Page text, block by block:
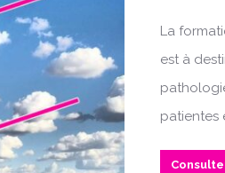
La
est à
patientes